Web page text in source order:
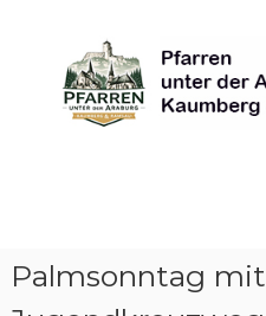
content
unter
derAraburg
Kaumberg
Palmsonntag mit